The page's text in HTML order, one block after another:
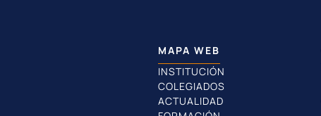
MAPA WEB
INSTITUCIÓN
COLEGIADOS
ACTUALIDAD